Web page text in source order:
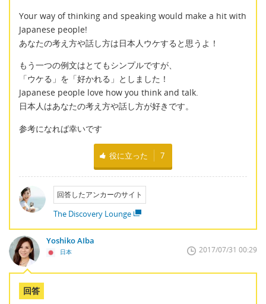
Your way of thinking and speaking would make a hit with
Japanese people!
あなたの考え方や話し方は日本人ウケすると思うよ！
もう一つの例文はとてもシンプルですが、
「ウケる」を「好かれる」としました！
Japanese people love how you think and talk.
日本人はあなたの考え方や話し方が好きです。
参考になれば幸いです
役に立った 7
回答したアンカーのサイト
The Discovery Lounge
Yoshiko AIba
日本 2017/07/31 00:29
回答